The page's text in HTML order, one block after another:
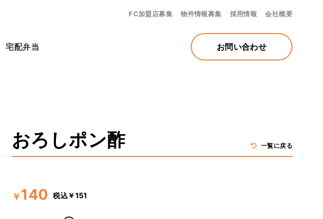
宅配弁当
FC加盟店募集 物件情報募集 採用情報 会社概要
お問い合わせ
おろしポン酢 一覧に戻る
￥140 税込￥151